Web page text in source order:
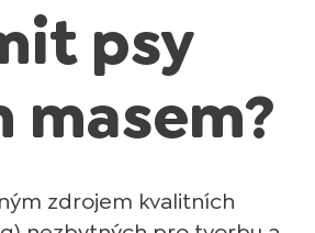
psy
masem?
zdrojem kvalitních